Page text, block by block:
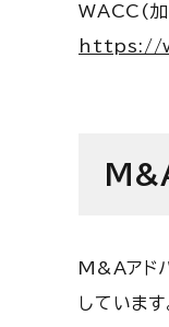
WACC(加
https://
M&Aアド
していま